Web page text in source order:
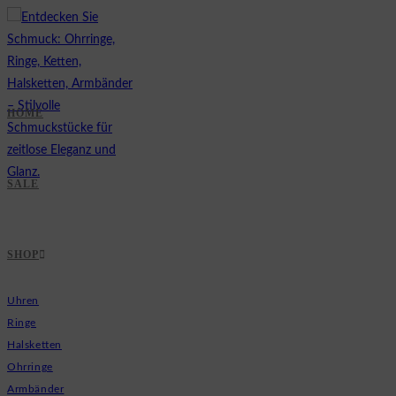
Zum
Inhalt
springen
HOME
SALE
SHOP
Uhren
Ringe
Halsketten
Ohrringe
Armbänder